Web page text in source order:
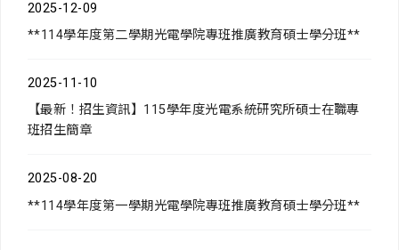
2025-12-09
**114學年度第二學期光電學院專班推廣教育碩士學分班**
2025-11-10
【最新！招生資訊】115學年度光電系統研究所碩士在職專
班招生簡章
2025-08-20
**114學年度第一學期光電學院專班推廣教育碩士學分班**